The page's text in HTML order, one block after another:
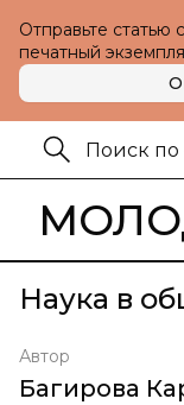
Отправьте статью
печатный
Наука в
Автор
Багирова